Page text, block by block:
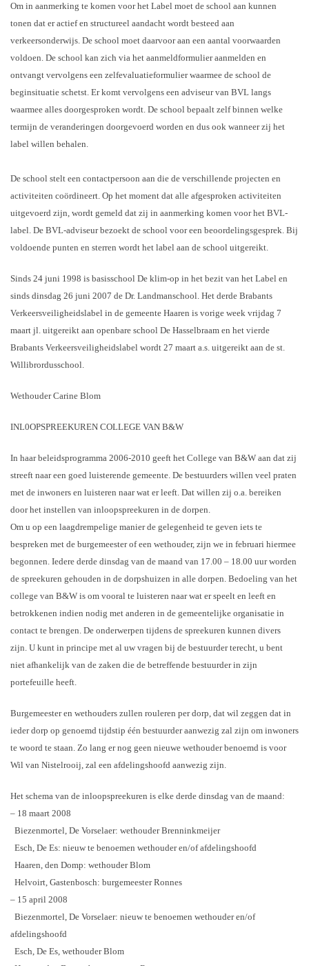
Om in aanmerking te komen voor het Label moet de school aan kunnen
tonen dat er actief en structureel aandacht wordt besteed aan
verkeersonderwijs. De school moet daarvoor aan een aantal voorwaarden
voldoen. De school kan zich via het aanmeldformulier aanmelden en
ontvangt vervolgens een zelfevaluatieformulier waarmee de school de
beginsituatie schetst. Er komt vervolgens een adviseur van BVL langs
waarmee alles doorgesproken wordt. De school bepaalt zelf binnen welke
termijn de veranderingen doorgevoerd worden en dus ook wanneer zij het
label willen behalen.
De school stelt een contactpersoon aan die de verschillende projecten en
activiteiten coördineert. Op het moment dat alle afgesproken activiteiten
uitgevoerd zijn, wordt gemeld dat zij in aanmerking komen voor het BVL-
label. De BVL-adviseur bezoekt de school voor een beoordelingsgesprek. Bij
voldoende punten en sterren wordt het label aan de school uitgereikt.
Sinds 24 juni 1998 is basisschool De klim-op in het bezit van het Label en
sinds dinsdag 26 juni 2007 de Dr. Landmanschool. Het derde Brabants
Verkeersveiligheidslabel in de gemeente Haaren is vorige week vrijdag 7
maart jl. uitgereikt aan openbare school De Hasselbraam en het vierde
Brabants Verkeersveiligheidslabel wordt 27 maart a.s. uitgereikt aan de st.
Willibrordusschool.
Wethouder Carine Blom
INL0OPSPREEKUREN COLLEGE VAN B&W
In haar beleidsprogramma 2006-2010 geeft het College van B&W aan dat zij
streeft naar een goed luisterende gemeente. De bestuurders willen veel praten
met de inwoners en luisteren naar wat er leeft. Dat willen zij o.a. bereiken
door het instellen van inloopspreekuren in de dorpen.
Om u op een laagdrempelige manier de gelegenheid te geven iets te
bespreken met de burgemeester of een wethouder, zijn we in februari hiermee
begonnen. Iedere derde dinsdag van de maand van 17.00 – 18.00 uur worden
de spreekuren gehouden in de dorpshuizen in alle dorpen. Bedoeling van het
college van B&W is om vooral te luisteren naar wat er speelt en leeft en
betrokkenen indien nodig met anderen in de gemeentelijke organisatie in
contact te brengen. De onderwerpen tijdens de spreekuren kunnen divers
zijn. U kunt in principe met al uw vragen bij de bestuurder terecht, u bent
niet afhankelijk van de zaken die de betreffende bestuurder in zijn
portefeuille heeft.
Burgemeester en wethouders zullen rouleren per dorp, dat wil zeggen dat in
ieder dorp op genoemd tijdstip één bestuurder aanwezig zal zijn om inwoners
te woord te staan. Zo lang er nog geen nieuwe wethouder benoemd is voor
Wil van Nistelrooij, zal een afdelingshoofd aanwezig zijn.
Het schema van de inloopspreekuren is elke derde dinsdag van de maand:
– 18 maart 2008
Biezenmortel, De Vorselaer: wethouder Brenninkmeijer
Esch, De Es: nieuw te benoemen wethouder en/of afdelingshoofd
Haaren, den Domp: wethouder Blom
Helvoirt, Gastenbosch: burgemeester Ronnes
– 15 april 2008
Biezenmortel, De Vorselaer: nieuw te benoemen wethouder en/of
afdelingshoofd
Esch, De Es, wethouder Blom